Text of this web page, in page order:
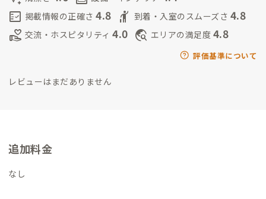
100ｍ、朝のお散歩には最適です。ぜひ、歴史ある小田原の街を
楽しんでください。皆さんとお会いできることを楽しみしてお
ります。 （家守補助） ・福原早苗（ふくはらさなえ）・ケントス
・週末普段手が届かない場所の清掃や洗濯の
伝いをします。
fact_check 掲載情報の正確さ 4.8 hail 到着・入室のスムーズさ 4.8
volunteer_activism 交流・ホスピタリティ 4.0 travel_explore エリアの満足度 4.8
評価基準について
レビューはまだありません
追加料金
なし